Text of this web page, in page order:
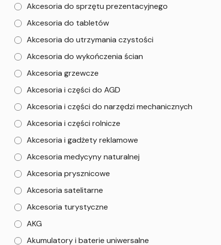
Akcesoria do sprzętu prezentacyjnego
Akcesoria do tabletów
Akcesoria do utrzymania czystości
Akcesoria do wykończenia ścian
Akcesoria grzewcze
Akcesoria i części do AGD
Akcesoria i części do narzędzi mechanicznych
Akcesoria i części rolnicze
Akcesoria i gadżety reklamowe
Akcesoria medycyny naturalnej
Akcesoria prysznicowe
Akcesoria satelitarne
Akcesoria turystyczne
AKG
Akumulatory i baterie uniwersalne